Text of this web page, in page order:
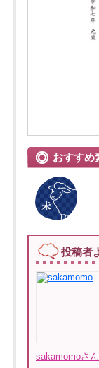
おすすめ
投稿者
sakamomoさ